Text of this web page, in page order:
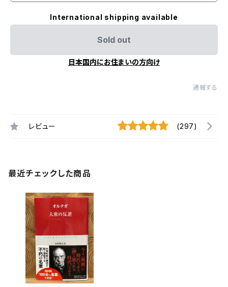
International shipping available
Sold out
日本国内にお住まいの方向け
通報する
レビュー (297)
最近チェックした商品